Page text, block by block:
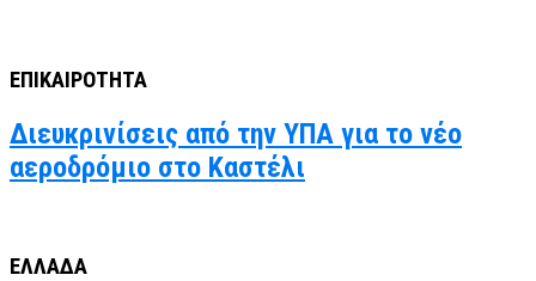
ΕΠΙΚΑΙΡΟΤΗΤΑ
Διευκρινίσεις από την ΥΠΑ για το νέο
αεροδρόμιο στο Καστέλι
ΕΛΛΑΔΑ